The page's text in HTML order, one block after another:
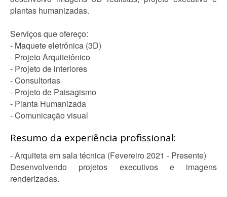
plantas humanizadas.
Serviços que ofereço:
- Maquete eletrônica (3D)
- Projeto Arquitetônico
- Projeto de interiores
- Consultorias
- Projeto de Paisagismo
- Planta Humanizada
- Comunicação visual
Resumo da experiência profissional:
- Arquiteta em sala técnica (Fevereiro 2021 - Presente)
Desenvolvendo projetos executivos e imagens
renderizadas.